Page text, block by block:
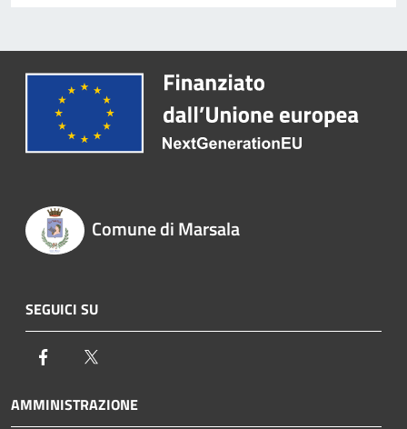
Comune di Marsala
SEGUICI SU
Facebook
AMMINISTRAZIONE